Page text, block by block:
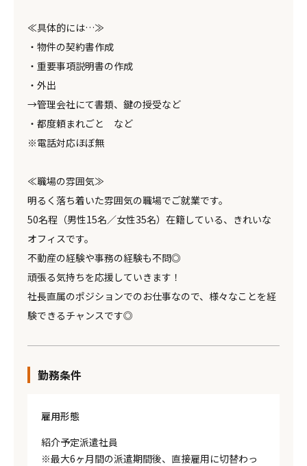
≪具体的には…≫
・物件の契約書作成
・重要事項説明書の作成
・外出
→管理会社にて書類、鍵の授受など
・都度頼まれごと など
※電話対応ほぼ無
≪職場の雰囲気≫
明るく落ち着いた雰囲気の職場でご就業です。
50名程（男性15名／女性35名）在籍している、きれいな
オフィスです。
不動産の経験や事務の経験も不問◎
頑張る気持ちを応援していきます！
社長直属のポジションでのお仕事なので、様々なことを経
験できるチャンスです◎
勤務条件
雇用形態
紹介予定派遣社員
※最大6ヶ月間の派遣期間後、直接雇用に切替わっ